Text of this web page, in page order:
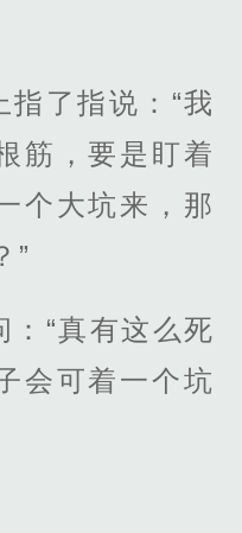
了指说：“我
筋，要是盯着
个大坑来，那
”
：“真有这么死
会可着一个坑